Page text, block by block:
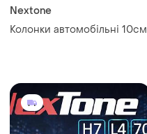
Nextone
Колонки автомобільні 10см